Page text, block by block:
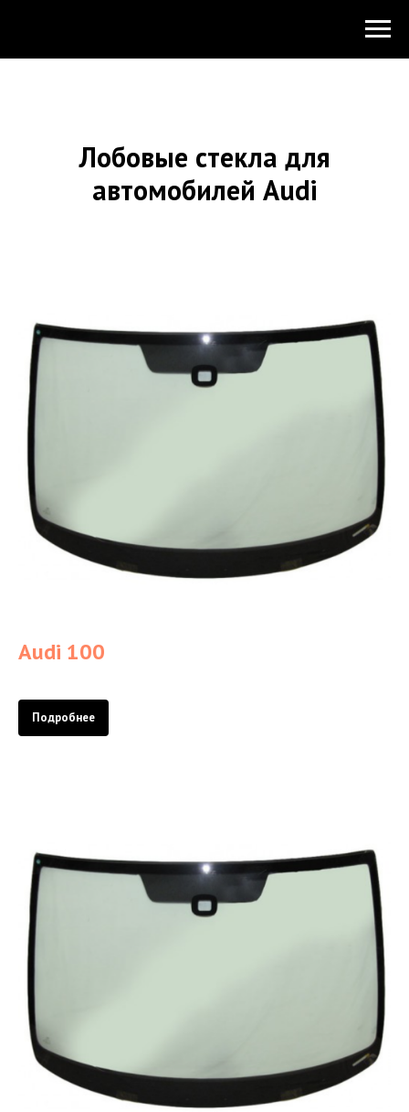
Лобовые стекла для
автомобилей Audi
Audi 100
Подробнее